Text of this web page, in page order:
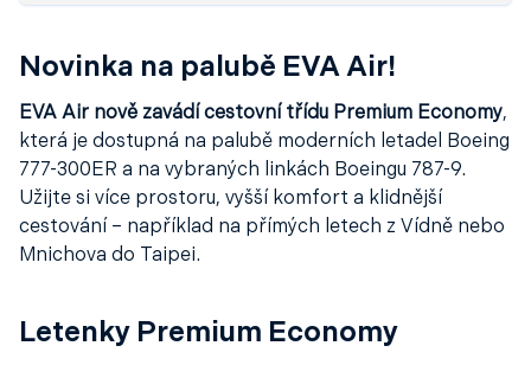
Novinka na palubě EVA Air!
EVA Air nově zavádí cestovní třídu Premium Economy,
která je dostupná na palubě moderních letadel Boeing
777-300ER a na vybraných linkách Boeingu 787-9.
Užijte si více prostoru, vyšší komfort a klidnější
cestování – například na přímých letech z Vídně nebo
Mnichova do Taipei.
Letenky Premium Economy